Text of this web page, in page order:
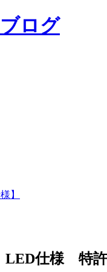
ログ
】
仕様 特